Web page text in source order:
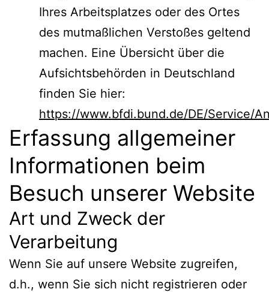
Ihres Arbeitsplatzes oder des Ortes
des mutmaßlichen Verstoßes geltend
machen. Eine Übersicht über die
Aufsichtsbehörden in Deutschland
finden Sie hier:
https://www.bfdi.bund.de/DE/Service/
Erfassung allgemeiner
Informationen beim
Besuch unserer Website
Art und Zweck der
Verarbeitung
Wenn Sie auf unsere Website zugreifen,
d.h., wenn Sie sich nicht registrieren oder